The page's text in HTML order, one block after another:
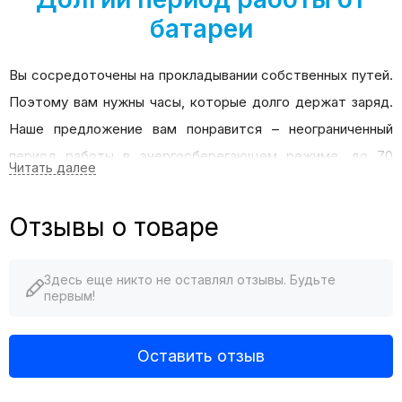
батареи
Вы сосредоточены на прокладывании собственных путей.
Поэтому вам нужны часы, которые долго держат заряд.
Наше предложение вам понравится – неограниченный
период работы в энергосберегающем режиме, до 70
Точное отслеживание
времени
В часах используются люминесцентные аналоговые
удобно определять точное время. Встроенная
технология RevoDrive обеспечивает высокую точность
Отзывы о товаре
Здесь еще никто не оставлял отзывы. Будьте
первым!
Оставить отзыв